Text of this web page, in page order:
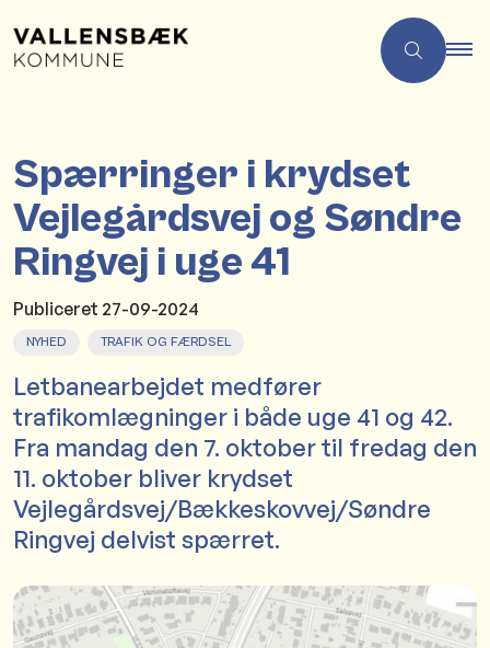
Spærringer i krydset
Vejlegårdsvej og Søndre
Ringvej i uge 41
Publiceret 27-09-2024
NYHED TRAFIK OG FÆRDSEL
Letbanearbejdet medfører
trafikomlægninger i både uge 41 og 42.
Fra mandag den 7. oktober til fredag den
11. oktober bliver krydset
Vejlegårdsvej/Bækkeskovvej/Søndre
Ringvej delvist spærret.